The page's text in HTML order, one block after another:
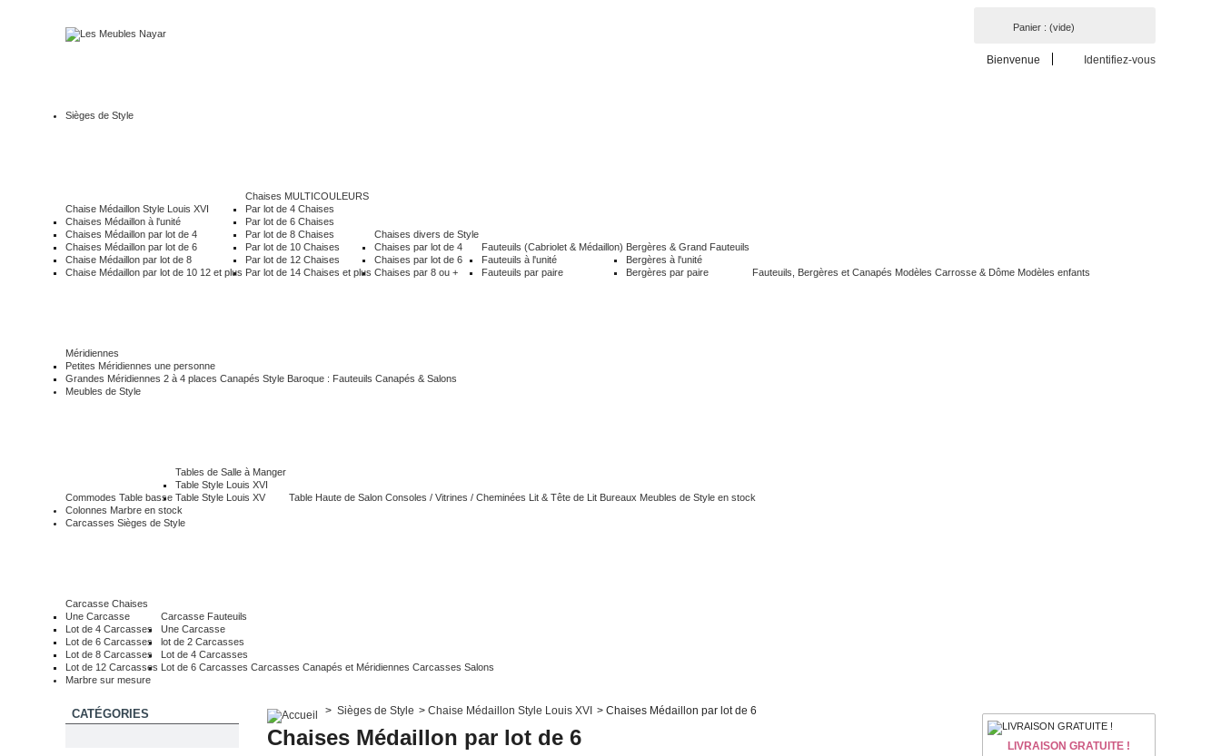
Panier : (vide)
Bienvenue Identifiez-vous
Sièges de Style
Chaise Médaillon Style Louis XVI
Chaises Médaillon à l'unité
Chaises Médaillon par lot de 4
Chaises Médaillon par lot de 6
Chaise Médaillon par lot de 8
Chaise Médaillon par lot de 10 12 et plus
Chaises MULTICOULEURS
Par lot de 4 Chaises
Par lot de 6 Chaises
Par lot de 8 Chaises
Par lot de 10 Chaises
Par lot de 12 Chaises
Par lot de 14 Chaises et plus
Chaises divers de Style
Chaises par lot de 4
Chaises par lot de 6
Chaises par 8 ou +
Fauteuils (Cabriolet & Médaillon)
Fauteuils à l'unité
Fauteuils par paire
Bergères & Grand Fauteuils
Bergères à l'unité
Bergères par paire
Fauteuils, Bergères et Canapés Modèles Carrosse & Dôme Modèles enfants
Méridiennes
Petites Méridiennes une personne
Grandes Méridiennes 2 à 4 places Canapés Style Baroque : Fauteuils Canapés & Salons
Meubles de Style
Commodes Table basse
Tables de Salle à Manger
Table Style Louis XVI
Table Style Louis XV
Table Haute de Salon Consoles / Vitrines / Cheminées Lit & Tête de Lit Bureaux Meubles de Style en stock
Colonnes Marbre en stock
Carcasses Sièges de Style
Carcasse Chaises
Une Carcasse
Lot de 4 Carcasses
Lot de 6 Carcasses
Lot de 8 Carcasses
Lot de 12 Carcasses
Carcasse Fauteuils
Une Carcasse
lot de 2 Carcasses
Lot de 4 Carcasses
Lot de 6 Carcasses Carcasses Canapés et Méridiennes Carcasses Salons
Marbre sur mesure
CATÉGORIES > Sièges de Style > Chaise Médaillon Style Louis XVI > Chaises Médaillon par lot de 6
Chaises Médaillon par lot de 6 LIVRAISON GRATUITE !